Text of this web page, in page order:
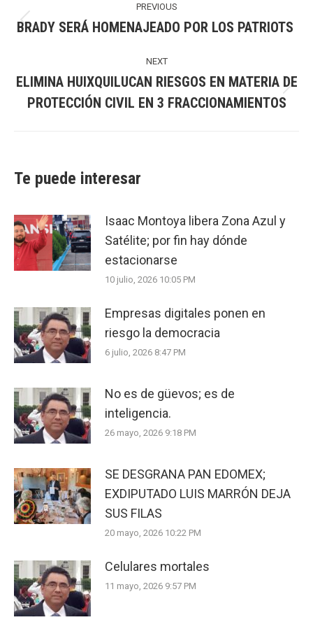
navigation
PREVIOUS
Previous
BRADY SERÁ HOMENAJEADO POR LOS PATRIOTS
NEXT
post:
ELIMINA HUIXQUILUCAN RIESGOS EN MATERIA DE
PROTECCIÓN CIVIL EN 3 FRACCIONAMIENTOS
Te puede interesar
Isaac Montoya libera Zona Azul y
Satélite; por fin hay dónde
estacionarse
10 julio, 2026 10:05 PM
Empresas digitales ponen en
riesgo la democracia
6 julio, 2026 8:47 PM
No es de güevos; es de
inteligencia.
26 mayo, 2026 9:18 PM
SE DESGRANA PAN EDOMEX;
EXDIPUTADO LUIS MARRÓN DEJA
SUS FILAS
20 mayo, 2026 10:22 PM
Celulares mortales
11 mayo, 2026 9:57 PM